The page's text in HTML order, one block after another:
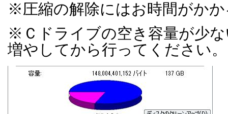
※圧縮の解除にはお時間がか
※Ｃドライブの空き容量が少
増やしてから行ってください。